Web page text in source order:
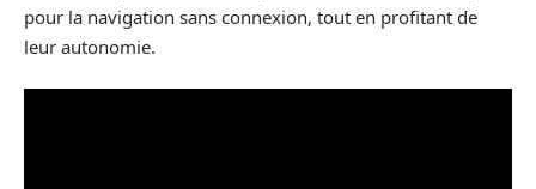
pour la navigation sans connexion, tout en profitant de
leur autonomie.